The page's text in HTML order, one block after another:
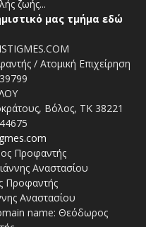
ζωής...
μας τμήμα εδώ
/ Ατομική Επιχείρηση
Βόλος, ΤΚ 38221
Προφαντής
Αναστασίου
Προφαντής
Αναστασίου
name: Θεόδωρος